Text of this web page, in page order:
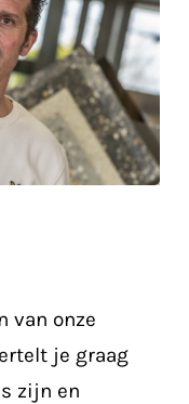
van onze
je graag
zijn en